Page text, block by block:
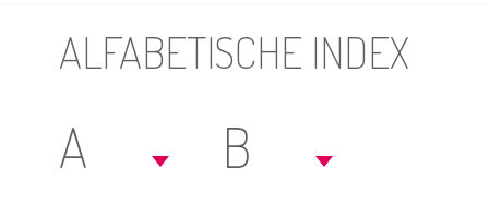
ALFABETISCHE INDEX
A
B